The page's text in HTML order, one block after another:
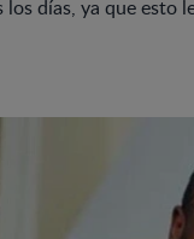
días, ya que esto